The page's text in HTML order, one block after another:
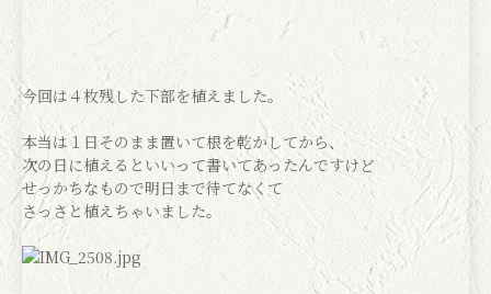
今回は４枚残した下部を植えました。
本当は１日そのまま置いて根を乾かしてから、
次の日に植えるといいって書いてあったんですけど
せっかちなもので明日まで待てなくて
さっさと植えちゃいました。